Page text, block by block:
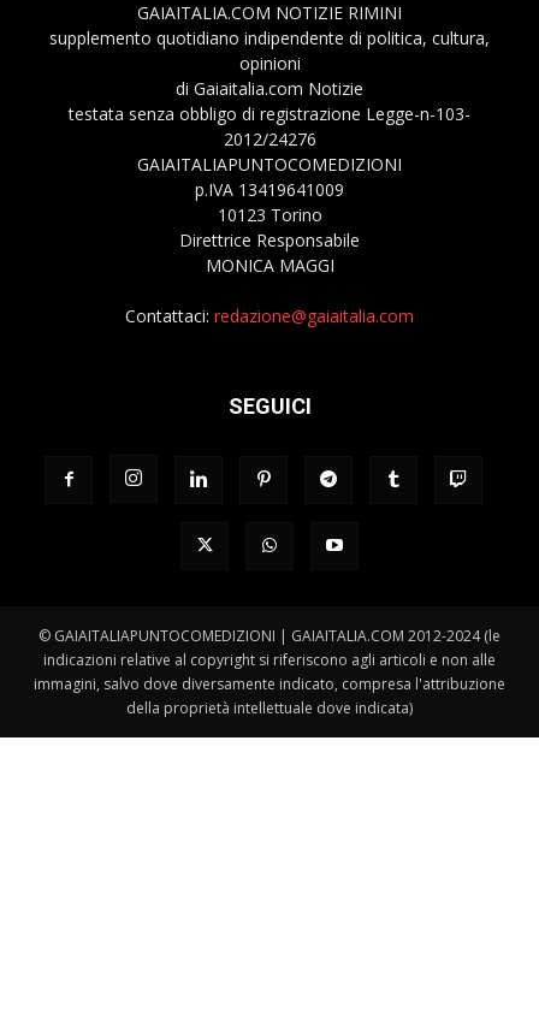
GAIAITALIA.COM NOTIZIE RIMINI
supplemento quotidiano indipendente di politica, cultura,
opinioni
di Gaiaitalia.com Notizie
testata senza obbligo di registrazione Legge-n-103-
2012/24276
GAIAITALIAPUNTOCOMEDIZIONI
p.IVA 13419641009
10123 Torino
Direttrice Responsabile
MONICA MAGGI
Contattaci: redazione@gaiaitalia.com
SEGUICI
© GAIAITALIAPUNTOCOMEDIZIONI | GAIAITALIA.COM 2012-2024 (le
indicazioni relative al copyright si riferiscono agli articoli e non alle
immagini, salvo dove diversamente indicato, compresa l'attribuzione
della proprietà intellettuale dove indicata)